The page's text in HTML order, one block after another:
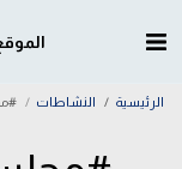
الرئيسية النشاطات